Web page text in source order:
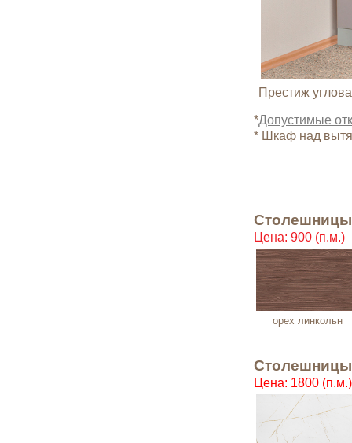
Престиж
*Допустимые
* Шкаф над
Цена: 900 (п.м.)
орех линкольн
Цена: 1800 (п.м.)